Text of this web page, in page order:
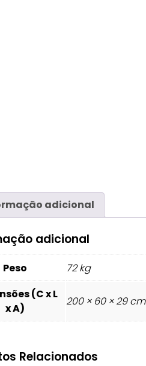
adicional
adicional
Peso
72 kg
(C x L
x A)
200 × 60 × 29 cm
Relacionados